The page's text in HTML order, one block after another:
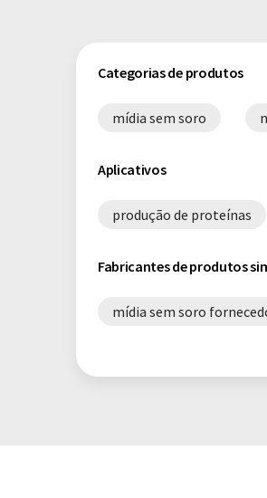
Categorias de produtos
mídia sem soro
Aplicativos
produção de proteínas
Fabricantes de produtos
mídia sem soro